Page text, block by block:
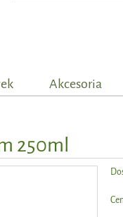
Akcesoria
250ml